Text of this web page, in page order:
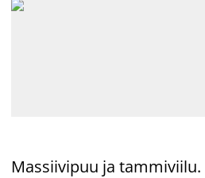
Massiivipuu ja